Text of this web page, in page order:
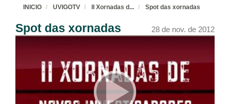
INICIO UVIGOTV II Xornadas d... Spot das xornadas
Spot das xornadas 28 de nov. de 2012